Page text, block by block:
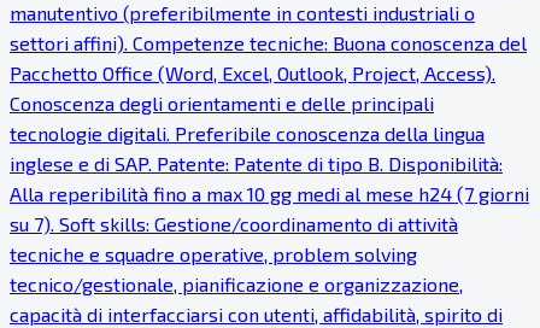
manutentivo (preferibilmente in contesti industriali o
settori affini). Competenze tecniche: Buona conoscenza del
Pacchetto Office (Word, Excel, Outlook, Project, Access).
Conoscenza degli orientamenti e delle principali
tecnologie digitali. Preferibile conoscenza della lingua
inglese e di SAP. Patente: Patente di tipo B. Disponibilità:
Alla reperibilità fino a max 10 gg medi al mese h24 (7 giorni
su 7). Soft skills: Gestione/coordinamento di attività
tecniche e squadre operative, problem solving
tecnico/gestionale, pianificazione e organizzazione,
capacità di interfacciarsi con utenti, affidabilità, spirito di